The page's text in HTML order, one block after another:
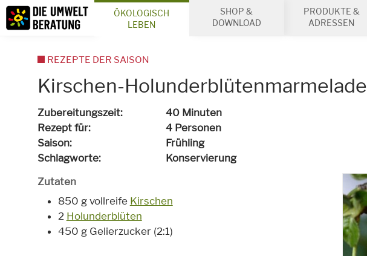
Inhalt
Suche
ÖKOLOGISCH
LEBEN
SHOP &
DOWNLOAD
PRODUKTE &
ADRESSEN
Kirschen-Holunderblütenmarmelade
Zubereitungszeit
40 Minuten
Rezept für
4 Personen
Saison
Frühling
Schlagworte
Konservierung
Zutaten
850 g vollreife Kirschen
2 Holunderblüten
450 g Gelierzucker (2:1)
REZEPTE DER SAISON